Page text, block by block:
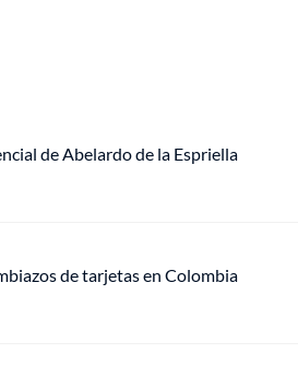
de Abelardo de la Espriella
de tarjetas en Colombia